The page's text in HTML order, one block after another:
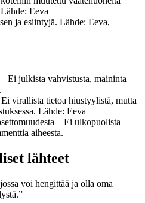
Eeva
ja esiintyjä. Lähde: Eeva,
Ei julkista vahvistusta, maininta
virallista tietoa hiustyylistä, mutta
Lähde: Eeva
– Ei ulkopuolista
aiheesta.
lähteet
voi hengittää ja olla oma